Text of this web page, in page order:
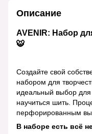
Описание
AVENIR: Набор
🐯
Создайте свой
набором для
идеальный выбор для
научиться шить.
перфорированным
В наборе есть всё